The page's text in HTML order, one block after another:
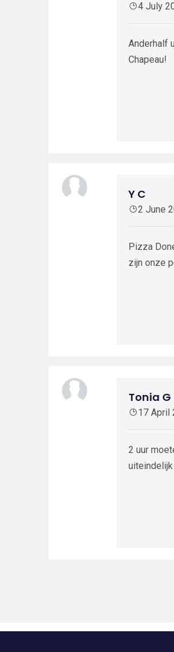
4 July
Anderhalf
Chapeau!
Y C
2 June
Pizza
zijn onze
Tonia G
17 April
2 uur